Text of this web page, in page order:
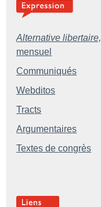
Alternative libertaire,
mensuel
Communiqués
Webditos
Tracts
Argumentaires
Textes de congrès